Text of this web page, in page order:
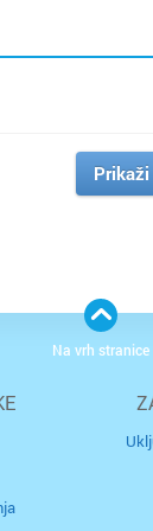
Na vrh stranice